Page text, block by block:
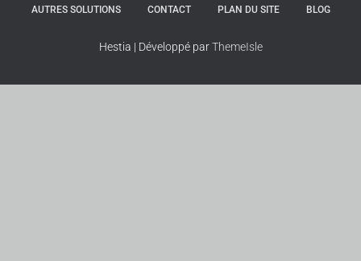
AUTRES SOLUTIONS CONTACT PLAN DU SITE BLOG
Hestia | Développé parThemeIsle